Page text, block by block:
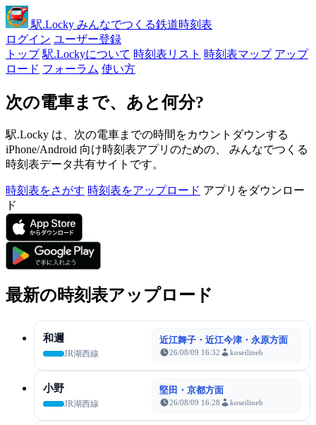
駅.Locky みんなでつくる鉄道時刻表
ログイン ユーザー登録
トップ 駅.Lockyについて 時刻表リスト 時刻表マップ アップ
ロード フォーラム 使い方
次の電車まで、あと何分?
駅.Locky は、次の電車までの時間をカウントダウンする
iPhone/Android 向け時刻表アプリのための、 みんなでつくる
時刻表データ共有サイトです。
時刻表をさがす 時刻表をアップロード アプリをダウンロー
ド
最新の時刻表アップロード
和邇
JR湖西線
近江舞子・近江今津・永原方面
26/08/09 16:32 koseilineb
小野
JR湖西線
堅田・京都方面
26/08/09 16:28 koseilineb